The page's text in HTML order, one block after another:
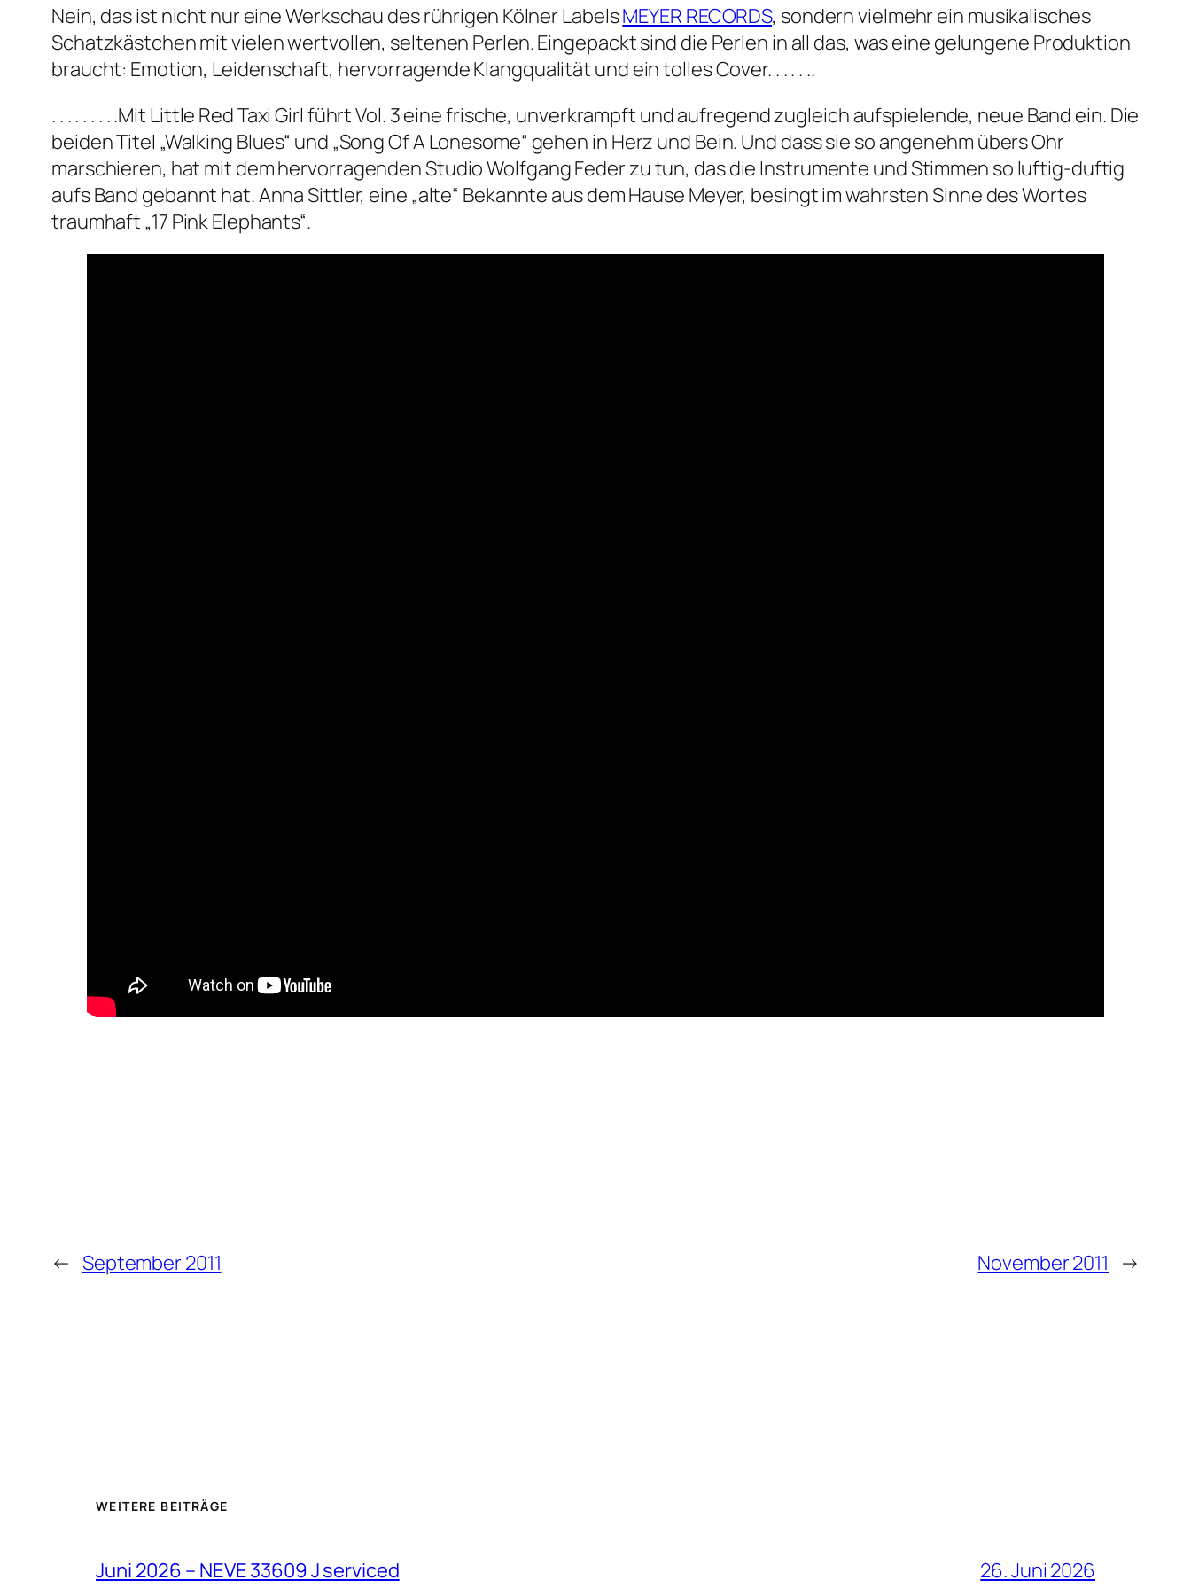
Nein, das ist nicht nur eine Werkschau des rührigen Kölner LabelsMEYER RECORDS, sondern vielmehr ein musikalisches
Schatzkästchen mit vielen wertvollen, seltenen Perlen. Eingepackt sind die Perlen in all das, was eine gelungene Produktion
braucht: Emotion, Leidenschaft, hervorragende Klangqualität und ein tolles Cover. . . . . ..
. . . . . . . . .Mit Little Red Taxi Girl führt Vol. 3 eine frische, unverkrampft und aufregend zugleich aufspielende, neue Band ein. Die
beiden Titel „Walking Blues“ und „Song Of A Lonesome“ gehen in Herz und Bein. Und dass sie so angenehm übers Ohr
marschieren, hat mit dem hervorragenden Studio Wolfgang Feder zu tun, das die Instrumente und Stimmen so luftig-duftig
aufs Band gebannt hat. Anna Sittler, eine „alte“ Bekannte aus dem Hause Meyer, besingt im wahrsten Sinne des Wortes
traumhaft „17 Pink Elephants“.
← September 2011 November 2011 →
WEITERE BEITRÄGE
Juni 2026 – NEVE 33609 J serviced 26. Juni 2026